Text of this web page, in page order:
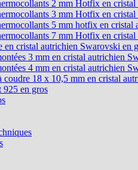
2 mm Hotfix en
3 mm Hotfix en
5 mm hotfix en
7 mm Hotfix en
en cristal autrichien Swarovski en
3 mm en cristal autrichien
4 mm en cristal autrichien
coudre 18 x 10,5 mm en cristal
925 en gros